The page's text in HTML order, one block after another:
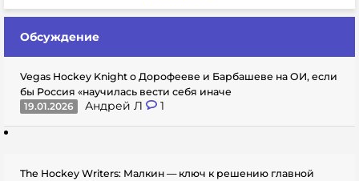
Обсуждение
Vegas Hockey Knight о Дорофееве и Барбашеве на ОИ, если
бы Россия «научилась вести себя иначе
19.01.2026
Андрей Л 1
The Hockey Writers: Малкин — ключ к решению главной